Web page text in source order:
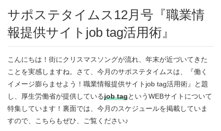
サポステタイムス12月号『職業情
報提供サイトjob tag活用術』
こんにちは！街にクリスマスソングが流れ、年末が近づいてきた
ことを実感しますね。さて、今月のサポステタイムスは、『働く
イメージ膨らませよう！職業情報提供サイトjob tag活用術』と題
し、厚生労働省が提供しているjob tagというWEBサイトについて
特集しています！裏面では、今月のスケジュールを掲載していま
すので、こちらもぜひ、ご覧ください♪